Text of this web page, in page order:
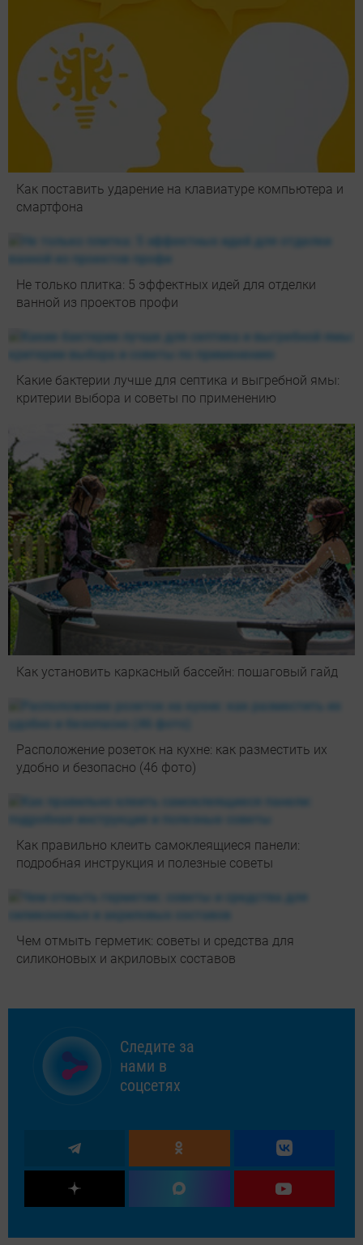
Как поставить ударение на клавиатуре компьютера и
смартфона
Не только плитка: 5 эффектных идей для отделки
ванной из проектов профи
Какие бактерии лучше для септика и выгребной ямы:
критерии выбора и советы по применению
Как установить каркасный бассейн: пошаговый гайд
Расположение розеток на кухне: как разместить их
удобно и безопасно (46 фото)
Как правильно клеить самоклеящиеся панели:
подробная инструкция и полезные советы
Чем отмыть герметик: советы и средства для
силиконовых и акриловых составов
Следите за
нами в
соцсетях